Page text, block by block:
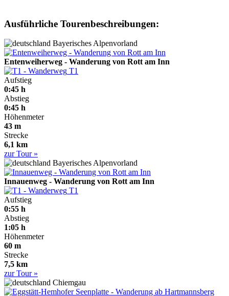
Ausführliche Tourenbeschreibungen:
Bayerisches Alpenvorland
Entenweiherweg - Wanderung von Rott am Inn
T1
Aufstieg
0:45 h
Abstieg
0:45 h
Höhenmeter
43 m
Strecke
6,1 km
zur Tour »
Bayerisches Alpenvorland
Innauenweg - Wanderung von Rott am Inn
T1
Aufstieg
0:55 h
Abstieg
1:05 h
Höhenmeter
60 m
Strecke
7,5 km
zur Tour »
Chiemgau